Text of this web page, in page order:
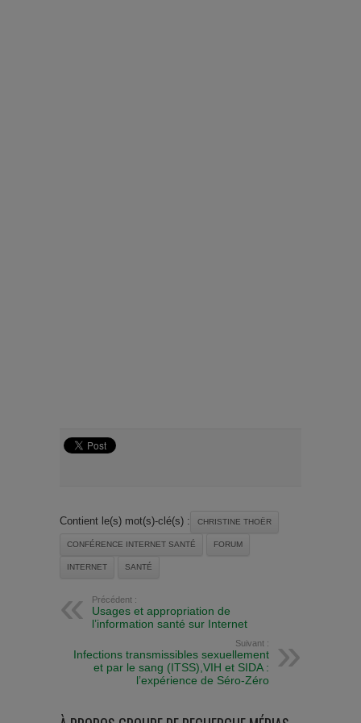
Contient le(s) mot(s)-clé(s) : CHRISTINE THOËR
CONFÉRENCE INTERNET SANTÉ FORUM
INTERNET SANTÉ
Précédent :
Usages et appropriation de
l’information santé sur Internet
Suivant :
Infections transmissibles sexuellement
et par le sang (ITSS),VIH et SIDA :
l’expérience de Séro-Zéro